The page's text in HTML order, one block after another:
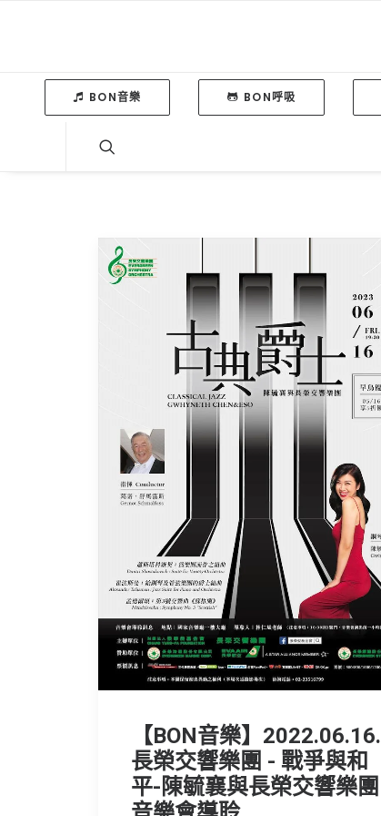
BON音樂 BON呼吸
【BON音樂】2022.06.16.
長榮交響樂團 - 戰爭與和
平-陳毓襄與長榮交響樂團